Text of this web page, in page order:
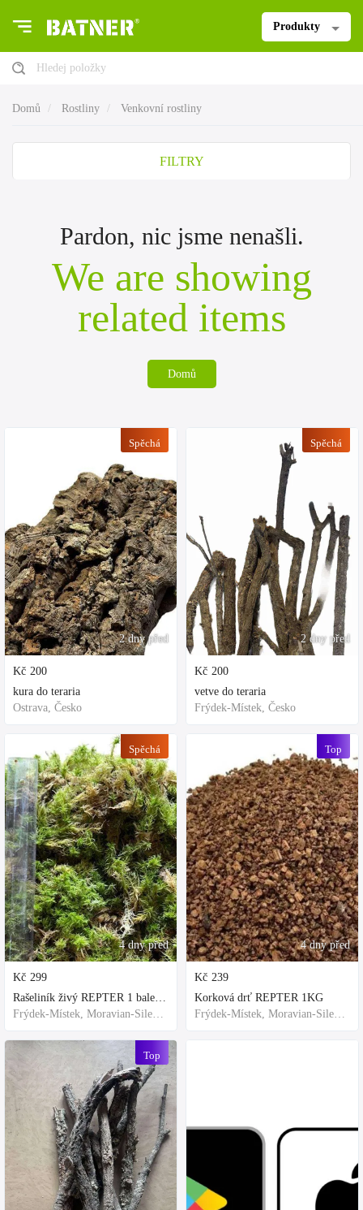
Produkty
Hledej položky
Domů Rostliny Venkovní rostliny
FILTRY
Pardon, nic jsme nenašli.
We are showing
related items
Domů
2 dny před
Spěchá
Kč 200
kura do teraria
Ostrava, Česko
4 dny před
Spěchá
Kč 299
Rašeliník živý REPTER 1 balení - násada, TOP kvalita 30cm-30cm-8cm
Frýdek-Místek, Moravian-Silesian Region,Others
Top
2 dny před
Spěchá
Kč 200
vetve do teraria
Frýdek-Místek, Česko
4 dny před
Top
Kč 239
Korková drť REPTER 1KG
Frýdek-Místek, Moravian-Silesian Region,Others